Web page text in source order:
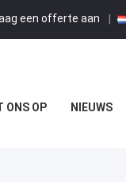
een offerte aan |
ONS OP NIEUWS